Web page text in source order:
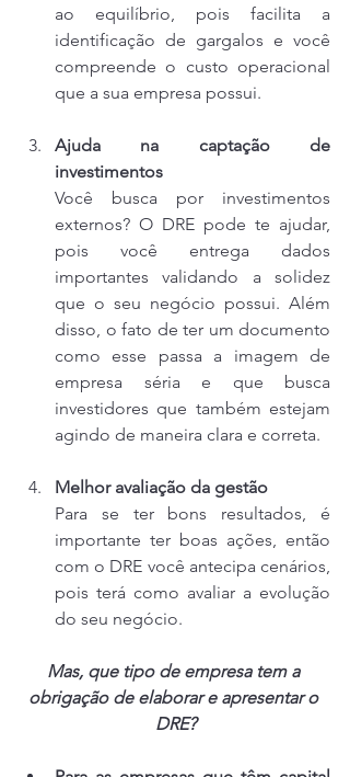
ao equilíbrio, pois facilita a
identificação de gargalos e você
compreende o custo operacional
que a sua empresa possui.
Ajuda na captação de
investimentos
Você busca por investimentos
externos? O DRE pode te ajudar,
pois você entrega dados
importantes validando a solidez
que o seu negócio possui. Além
disso, o fato de ter um documento
como esse passa a imagem de
empresa séria e que busca
investidores que também estejam
agindo de maneira clara e correta.
Melhor avaliação da gestão
Para se ter bons resultados, é
importante ter boas ações, então
com o DRE você antecipa cenários,
pois terá como avaliar a evolução
do seu negócio.
Mas, que tipo de empresa tem a
obrigação de elaborar e apresentar o
DRE?